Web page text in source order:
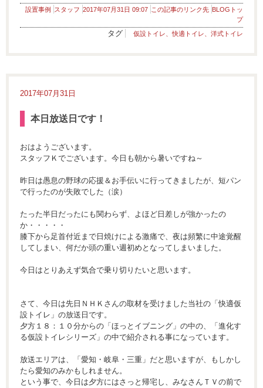
設置事例 スタッフ 2017年07月31日 09:07 この記事のリンク先 BLOGトッ
プ
タグ 仮設トイレ、快適トイレ、洋式トイレ
2017年07月31日
本日放送日です！
おはようございます。
スタッフＫでございます。今日も朝から暑いですね～
昨日は愚息の野球の応援＆お手伝いに行ってきましたが、短パン
で行ったのが失敗でした（涙）
たった半日だったにも関わらず、よほど日差しが強かったの
か・・・・・
膝下から足首付近まで日焼けによる激痛で、夜は頻繁に中途覚醒
してしまい、何だか頭の重い週初めとなってしまいました。
今日はとりあえず気合で乗り切りたいと思います。
さて、今日は先日ＮＨＫさんの取材を受けました当社の「快適仮
設トイレ」の放送日です。
夕方１８：１０分からの「ほっとイブニング」の中の、「進化す
る仮設トイレシリーズ」の中で紹介される事になっています。
放送エリアは、「愛知・岐阜・三重」だと思いますが、もしかし
たら愛知のみかもしれません。
という事で、今日は夕方にはさっと帰宅し、みなさんＴＶの前で